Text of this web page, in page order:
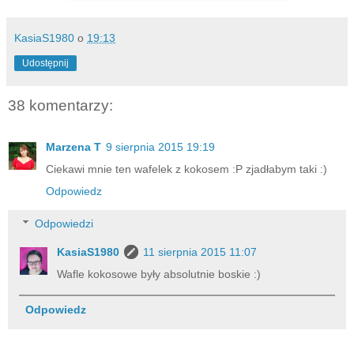
KasiaS1980 o 19:13
Udostępnij
38 komentarzy:
Marzena T 9 sierpnia 2015 19:19
Ciekawi mnie ten wafelek z kokosem :P zjadłabym taki :)
Odpowiedz
Odpowiedzi
KasiaS1980
11 sierpnia 2015 11:07
Wafle kokosowe były absolutnie boskie :)
Odpowiedz